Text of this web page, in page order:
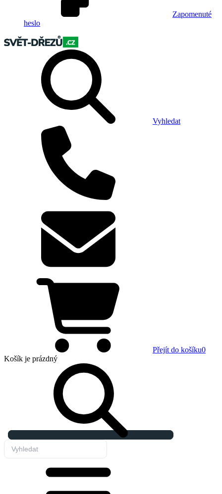
Zapomenuté
heslo
Vyhledat
Přejít do košíku0
Košík je prázdný